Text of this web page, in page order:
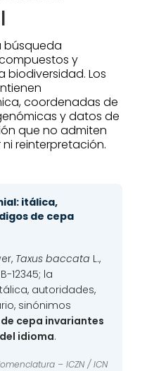
búsqueda
y
biodiversidad. Los
coordenadas de
y datos de
que no admiten
reinterpretación.
itálica,
de cepa
Taxus baccata L.,
B-12345; la
autoridades,
sinónimos
cepa invariantes
idioma.
– ICZN / ICN